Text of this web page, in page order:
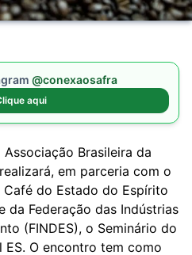
@conexaosafra
aqui
Brasileira da
em parceria com o
do Estado do Espírito
da Federação das Indústrias
(FINDES), o Seminário do
ES. O encontro tem como